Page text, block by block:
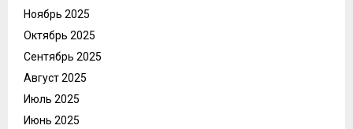
Ноябрь 2025
Октябрь 2025
Сентябрь 2025
Август 2025
Июль 2025
Июнь 2025